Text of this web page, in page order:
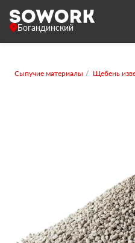
Богандинский
Сыпучие материалы Щебень